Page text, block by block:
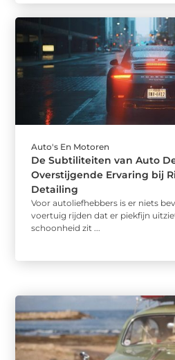
Auto's En Motoren
De Subtiliteiten van Auto
Overstijgende Ervaring bij
Detailing
Voor autoliefhebbers is er niets
voertuig rijden dat er piekfijn
schoonheid zit ...